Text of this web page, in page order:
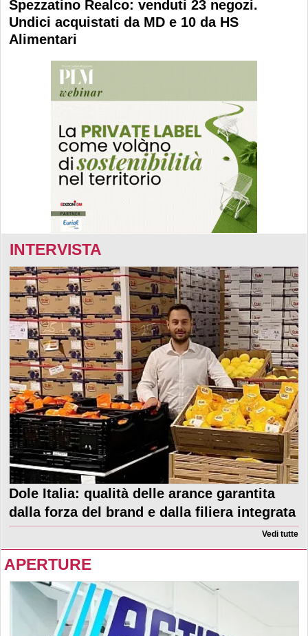
Spezzatino Realco: venduti 23 negozi.
Undici acquistati da MD e 10 da HS
Alimentari
INTERVISTA
Dole Italia: qualità delle arance garantita
dalla forza del brand e dalla filiera integrata
Vedi tutte
APERTURE